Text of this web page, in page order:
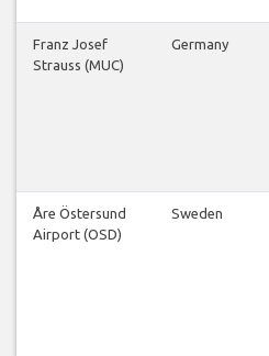
Franz Josef
Strauss (MUC)
Germany
Åre Östersund
Airport (OSD)
Sweden